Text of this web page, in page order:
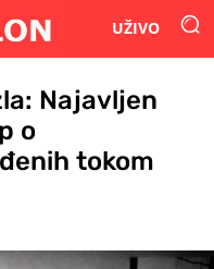
UŽIVO
Najavljen
o
tokom